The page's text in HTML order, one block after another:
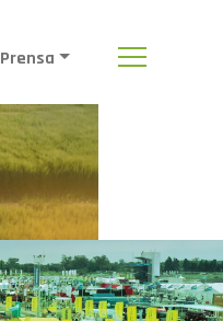
Prensa